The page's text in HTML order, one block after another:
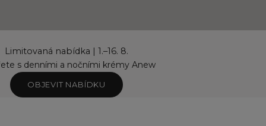
Limitovaná nabídka | 1.–16. 8.
s denními a nočními krémy Anew
OBJEVIT NABÍDKU